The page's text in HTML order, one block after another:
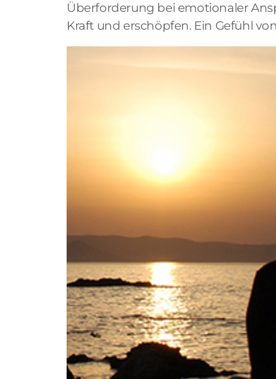
Überforderung bei emotionaler
Kraft und erschöpfen. Ein Gefühl